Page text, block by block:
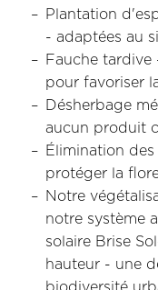
Plantation
- adaptées au
Fauche tardive
pour favoriser
Désherbage
aucun produit
Élimination
protéger la
Notre
notre système
solaire Brise
hauteur - une